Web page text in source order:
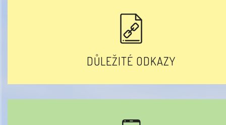
DŮLEŽITÉ ODKAZY